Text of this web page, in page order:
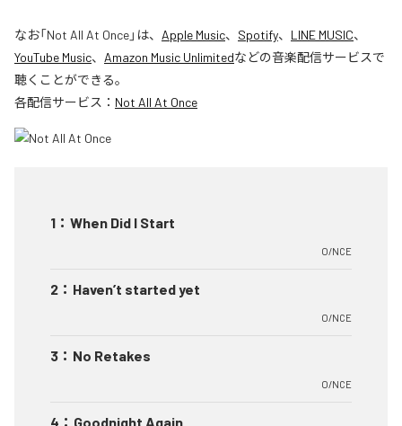
なお「Not All At Once」は、 Apple Music、 Spotify、 LINE MUSIC、
YouTube Music、 Amazon Music Unlimitedなどの音楽配信サービスで
聴くことができる。
各配信サービス： Not All At Once
1 ： When Did I Start
O/NCE
2 ： Haven’t started yet
O/NCE
3 ： No Retakes
O/NCE
4 ： Goodnight Again